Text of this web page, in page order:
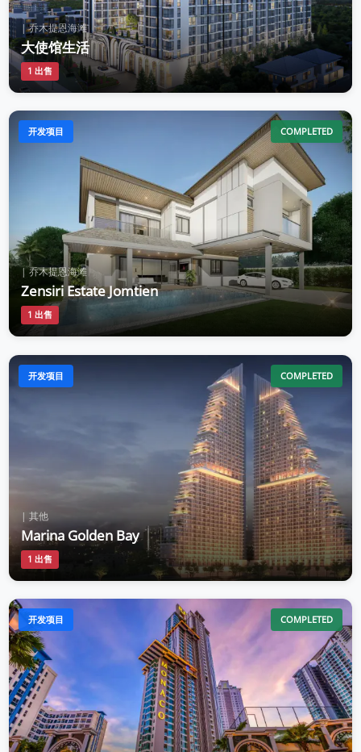
| 乔木提恩海滩
大使馆生活
1 出售
开发项目 COMPLETED
| 乔木提恩海滩
Zensiri Estate Jomtien
1 出售
开发项目 COMPLETED
| 其他
Marina Golden Bay
1 出售
开发项目 COMPLETED